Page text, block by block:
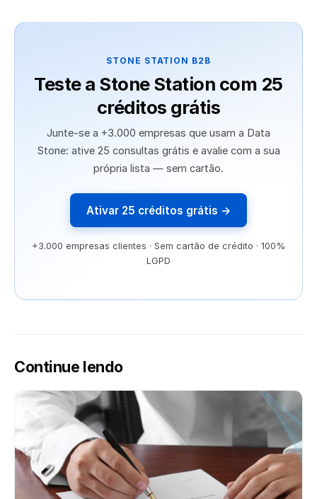
STONE STATION B2B
Teste a Stone Station com 25
créditos grátis
Junte-se a +3.000 empresas que usam a Data
Stone: ative 25 consultas grátis e avalie com a sua
própria lista — sem cartão.
Ativar 25 créditos grátis →
+3.000 empresas clientes · Sem cartão de crédito · 100%
LGPD
Continue lendo